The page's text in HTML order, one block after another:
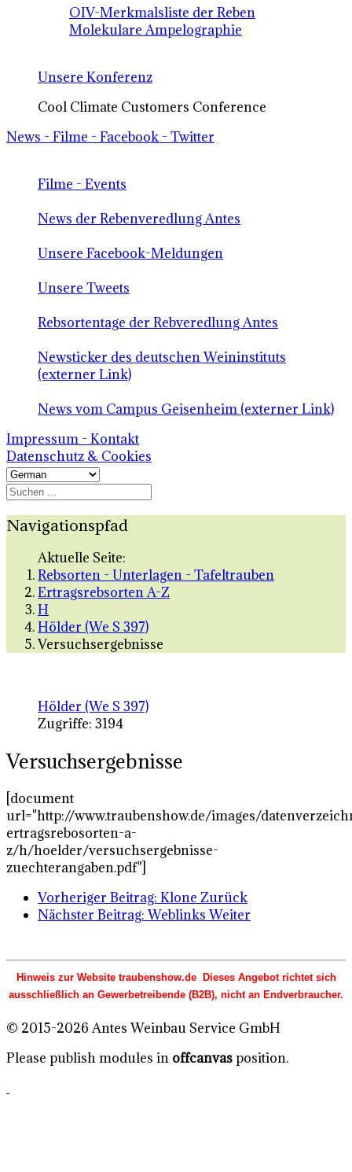
OIV-Merkmalsliste der Reben
Molekulare Ampelographie
Unsere Konferenz
Cool Climate Customers Conference
News - Filme - Facebook - Twitter
Filme - Events
News der Rebenveredlung Antes
Unsere Facebook-Meldungen
Unsere Tweets
Rebsortentage der Rebveredlung Antes
Newsticker des deutschen Weininstituts
(externer Link)
News vom Campus Geisenheim (externer Link)
Impressum - Kontakt
Datenschutz & Cookies
Navigationspfad
Aktuelle Seite:
Rebsorten - Unterlagen - Tafeltrauben
Ertragsrebsorten A-Z
H
Hölder (We S 397)
Versuchsergebnisse
Hölder (We S 397)
Zugriffe: 3194
Versuchsergebnisse
[document
url="http://www.traubenshow.de/images/
ertragsrebosorten-a-
z/h/hoelder/versuchsergebnisse-
zuechterangaben.pdf"]
Vorheriger Beitrag: Klone Zurück
Nächster Beitrag: WeblinksWeiter
Hinweis zur Website traubenshow.de Dieses Angebot richtet sich
ausschließlich an Gewerbetreibende (B2B), nicht an Endverbraucher.
© 2015-2026 Antes Weinbau Service GmbH
Please publish modules in offcanvasposition.